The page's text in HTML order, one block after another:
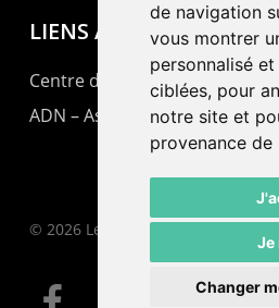
de navigation
vous montrer
personnalisé
ciblées, pour
notre site et
provenance de
Je
Changer
LIENS AMIS
Centre de culture ABC
ADN – Association Danse
© 2026 Le Pommier.
facebook email